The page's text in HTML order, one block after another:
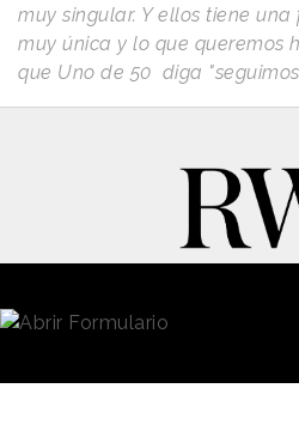
muy singular. Y ellos tiene
muy única y lo que queremos
que Uno de 50 diga "seguimos